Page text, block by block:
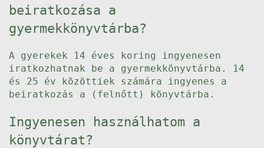
beiratkozása a
gyermekkönyvtárba?
A gyerekek 14 éves koring ingyenesen
iratkozhatnak be a gyermekkönyvtárba. 14
és 25 év közöttiek számára ingyenes a
beiratkozás a (felnőtt) könyvtárba.
Ingyenesen használhatom a
könyvtárat?